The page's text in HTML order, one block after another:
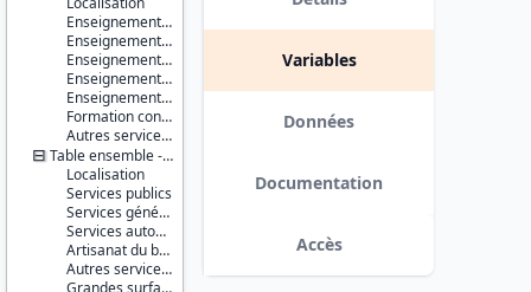
Enseignement du premier degré
Enseignement du second degré premier cycle
Enseignement du second degré second cycle
Enseignement supérieur non universitaire
Enseignement supérieur universitaire
Formation continue
Autres services de l'éducation
Table ensemble - communes
Localisation
Services publics
Services généraux
Services automobiles
Artisanat du bâtiment
Autres services à la population
Grandes surfaces
Thème :
Données
localisées
Série :
Base
permanente
des
équipements
(BPE)
Couverture
géographique :
France
métropolitaine
Variables
Données
Documentation
Accès